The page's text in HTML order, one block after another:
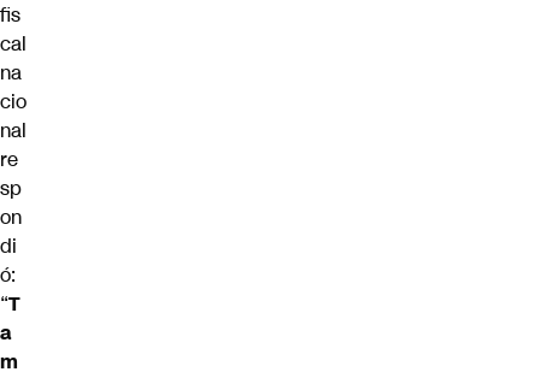
fis
cal
na
cio
nal
re
sp
on
di
ó:
“T
a
m